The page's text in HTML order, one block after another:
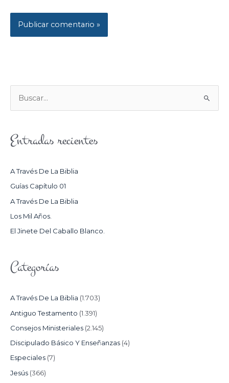
U
C
R
:
Entradas recientes
A Través De La Biblia
Guías Capítulo 01
A Través De La Biblia
Los Mil Años.
El Jinete Del Caballo Blanco.
Categorías
A Través De La Biblia (1.703)
Antiguo Testamento (1.391)
Consejos Ministeriales (2.145)
Discipulado Básico Y Enseñanzas (4)
Especiales (7)
Jesús (366)